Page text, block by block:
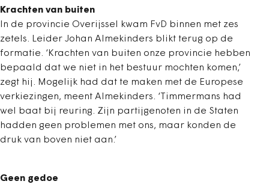
Krachten van buiten
In de provincie Overijssel kwam FvD binnen met zes
zetels. Leider Johan Almekinders blikt terug op de
formatie. ‘Krachten van buiten onze provincie hebben
bepaald dat we niet in het bestuur mochten komen,’
zegt hij. Mogelijk had dat te maken met de Europese
verkiezingen, meent Almekinders. ‘Timmermans had
wel baat bij reuring. Zijn partijgenoten in de Staten
hadden geen problemen met ons, maar konden de
druk van boven niet aan.’
Geen gedoe